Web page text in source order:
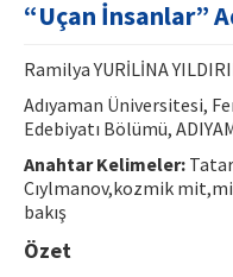
Publication Policies
Writing Rules
Contact Us
ISSN: 1010-867X · e-ISSN:
“Uçan İnsanlar”
Ramilya YURİLİNA
Adıyaman Üniversitesi,
Edebiyatı Bölümü,
Anahtar Kelimeler:
Cıylmanov,kozmik
bakış
Özet